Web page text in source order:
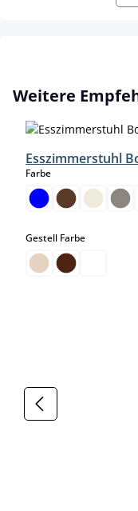
Produktgalerie
Weitere
Esszimmerstuhl
Farbeauswählen
Gestell Farbeauswählen